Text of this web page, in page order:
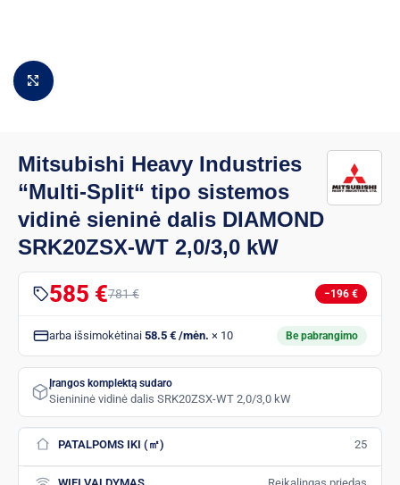
Padidinti vaizdą
Mitsubishi Heavy Industries
“Multi-Split“ tipo sistemos
vidinė sieninė dalis DIAMOND
SRK20ZSX-WT 2,0/3,0 kW
585 €781 € −196 €
arba išsimokėtinai 58.5 € /mėn. × 10 Be pabrangimo
Įrangos komplektą sudaro
Sienininė vidinė dalis SRK20ZSX-WT 2,0/3,0 kW
PATALPOMS IKI (㎡) 25